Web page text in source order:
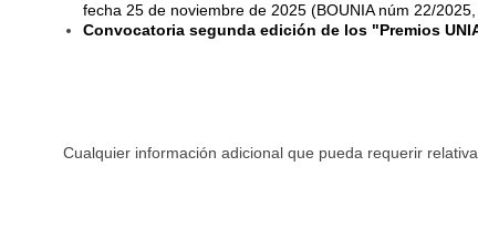
fecha 25 de noviembre de 2025 (BOUNIA núm 22/
Convocatoria segunda edición de los "Premios
Cualquier información adicional que pueda requerir